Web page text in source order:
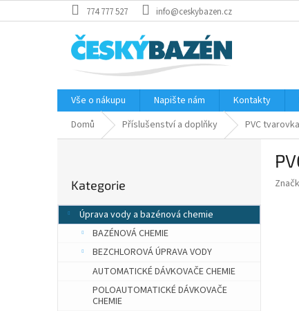
na
774 777 527 info@ceskybazen.cz
Vše o nákupu Napište nám Kontakty
Domů
Příslušenství a doplňky PVC
r
a
kategorie
Kategorie
Úprava vody a bazénová chemie
BAZÉNOVÁ CHEMIE
BEZCHLOROVÁ ÚPRAVA VODY
AUTOMATICKÉ DÁVKOVAČE CHEMIE
POLOAUTOMATICKÉ DÁVKOVAČE
CHEMIE